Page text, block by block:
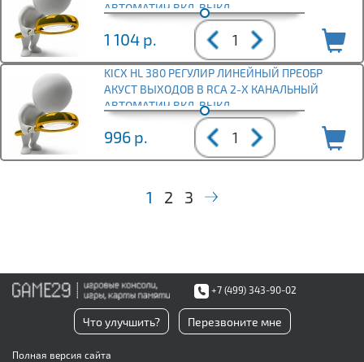
АВТОМАТИЧ ВКЛ-ВЫКЛ
1 104 р.
KICX HL 380 РЕГУЛИР ЛИНЕЙНЫЙ ПРЕОБР
АКУСТ ВЫХОДОВ В RCA 2-Х КАНАЛЬНЫЙ
АВТОМАТИЧ ВКЛ-ВЫКЛ
996 р.
1 2 3
+7 (499) 343-90-02
Что улучшить? Перезвоните мне
Полная версия сайта